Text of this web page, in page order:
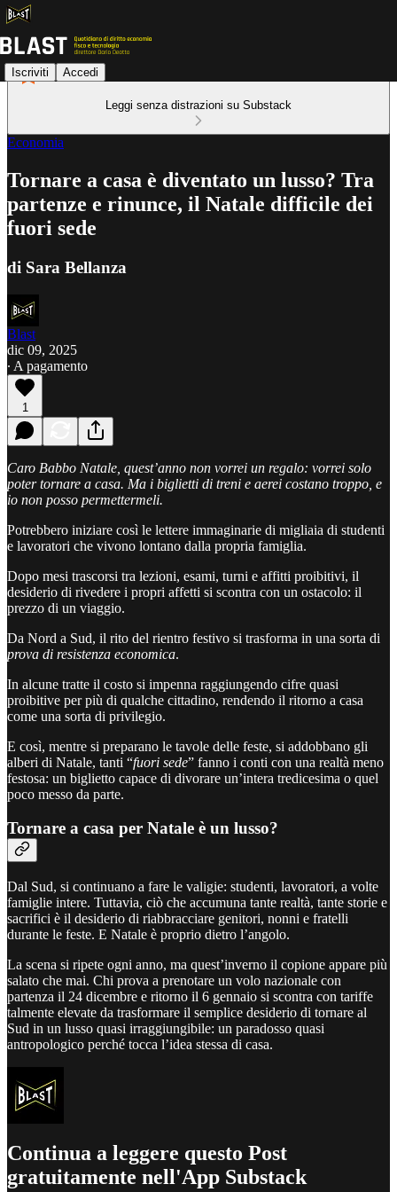
Iscriviti Accedi
Leggi senza distrazioni su Substack
Economia
Tornare a casa è diventato un lusso? Tra
partenze e rinunce, il Natale difficile dei
fuori sede
di Sara Bellanza
Blast
dic 09, 2025
∙ A pagamento
1
Caro Babbo Natale, quest’anno non vorrei un regalo: vorrei solo
poter tornare a casa. Ma i biglietti di treni e aerei costano troppo, e
io non posso permettermeli.
Potrebbero iniziare così le lettere immaginarie di migliaia di studenti
e lavoratori che vivono lontano dalla propria famiglia.
Dopo mesi trascorsi tra lezioni, esami, turni e affitti proibitivi, il
desiderio di rivedere i propri affetti si scontra con un ostacolo: il
prezzo di un viaggio.
Da Nord a Sud, il rito del rientro festivo si trasforma in una sorta di
prova di resistenza economica.
In alcune tratte il costo si impenna raggiungendo cifre quasi
proibitive per più di qualche cittadino, rendendo il ritorno a casa
come una sorta di privilegio.
E così, mentre si preparano le tavole delle feste, si addobbano gli
alberi di Natale, tanti “fuori sede” fanno i conti con una realtà meno
festosa: un biglietto capace di divorare un’intera tredicesima o quel
poco messo da parte.
Tornare a casa per Natale è un lusso?
Dal Sud, si continuano a fare le valigie: studenti, lavoratori, a volte
famiglie intere. Tuttavia, ciò che accumuna tante realtà, tante storie e
sacrifici è il desiderio di riabbracciare genitori, nonni e fratelli
durante le feste. E Natale è proprio dietro l’angolo.
La scena si ripete ogni anno, ma quest’inverno il copione appare più
salato che mai. Chi prova a prenotare un volo nazionale con
partenza il 24 dicembre e ritorno il 6 gennaio si scontra con tariffe
talmente elevate da trasformare il semplice desiderio di tornare al
Sud in un lusso quasi irraggiungibile: un paradosso quasi
antropologico perché tocca l’idea stessa di casa.
Continua a leggere questo Post
gratuitamente nell'App Substack